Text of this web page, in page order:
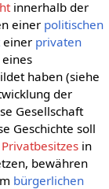
innerhalb der
einer politischen
einer privaten
haben (siehe
der
Gesellschaft
Geschichte soll
Privatbesitzesin
bewähren
bürgerlichen